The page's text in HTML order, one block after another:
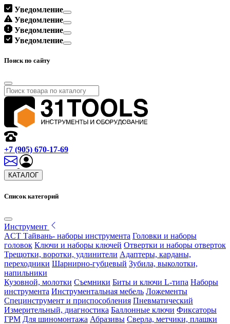
Уведомление
Уведомление
Уведомление
Уведомление
Поиск по сайту
+7 (905) 670-17-69
КАТАЛОГ
Список категорий
Инструмент
ACT Тайвань- наборы инструмента Головки и наборы
головок Ключи и наборы ключей Отвертки и наборы отверток
Трещотки, воротки, удлинители Адаптеры, карданы,
переходники Шарнирно-губцевый Зубила, выколотки,
напильники
Кузовной, молотки Съемники Биты и ключи L-типа Наборы
инструмента Инструментальная мебель Ложементы
Специнструмент и приспособления Пневматический
Измерительный, диагностика Баллонные ключи Фиксаторы
ГРМ Для шиномонтажа Абразивы Сверла, метчики, плашки